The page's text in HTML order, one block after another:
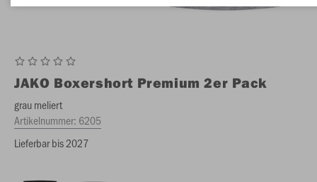
JAKO Boxershort Premium 2er Pack
grau meliert
Artikelnummer: 6205
Lieferbar bis 2027